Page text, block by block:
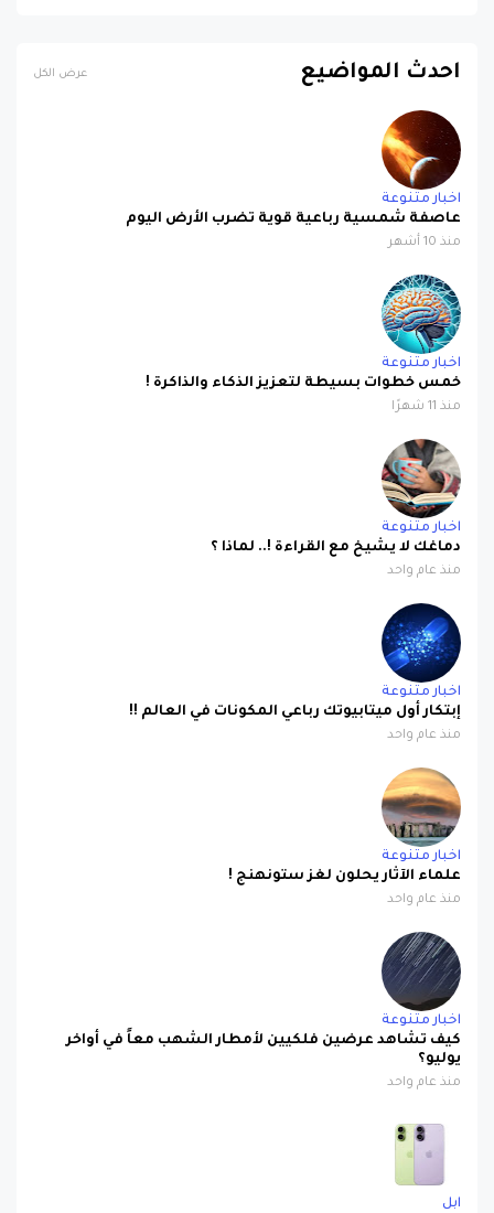
اخبار متنوعة
عاصفة شمسية رباعية قوية تضرب الأرض اليوم
منذ 10 أشهر
اخبار متنوعة
خمس خطوات بسيطة لتعزيز الذكاء والذاكرة !
منذ 11 شهرًا
اخبار متنوعة
دماغك لا يشيخ مع القراءة !.. لماذا ؟
منذ عام واحد
اخبار متنوعة
إبتكار أول ميتابيوتك رباعي المكونات في العالم !!
منذ عام واحد
اخبار متنوعة
علماء الآثار يحلون لغز ستونهنج !
منذ عام واحد
اخبار متنوعة
كيف تشاهد عرضين فلكيين لأمطار الشهب معاً في أواخر
يوليو؟
منذ عام واحد
بتصميم لافت